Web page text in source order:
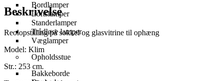
Bordlamper
Loftslamper
Standerlamper
Trådløse lamper
Væglamper
Opholdsstue
Bakkeborde
Beskrivelse
Reolopstilling på sokkel og glasvitrine til ophæng
Model: Klim
Str.: 253 cm.